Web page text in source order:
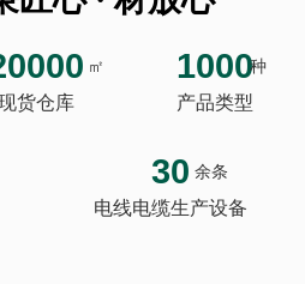
㎡
货仓库
1000种
产品类型
30 余条
电线电缆生产设备